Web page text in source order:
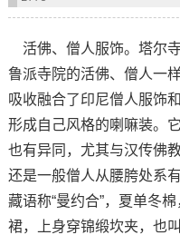
活佛、僧人服饰。塔尔
鲁派寺院的活佛、僧人一
吸收融合了印尼僧人服饰
形成自己风格的喇嘛装。
也有异同，尤其与汉传佛
还是一般僧人从腰胯处系
藏语称“曼约合”，夏单冬
裙，上身穿锦缎坎夹，也